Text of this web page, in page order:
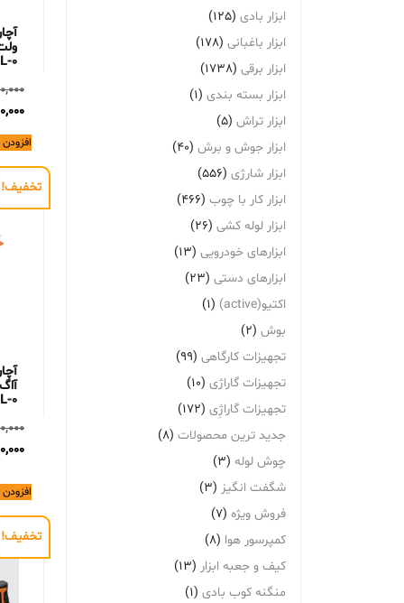
0
تخفیف!
0
تخفیف!
ابزار بادی (125)
ابزار باغبانی (178)
ابزار برقی (1738)
ابزار بسته بندی (1)
ابزار تراش (5)
ابزار جوش و برش (40)
ابزار شارژی (556)
ابزار کار با چوب (466)
ابزار لوله کشی (26)
ابزارهای خودرویی (13)
ابزارهای دستی (23)
اکتیو(active)
(1)
بوش (2)
تجهیزات کارگاهی (99)
تجهیزات گاراژی (10)
تجهیزات گاراژِی (172)
جدید ترین محصولات (8)
چوش لوله (3)
شگفت انگیز (3)
فروش ویژه (7)
کمپرسور هوا (8)
کیف و جعبه ابزار (13)
منگنه کوب بادی (1)